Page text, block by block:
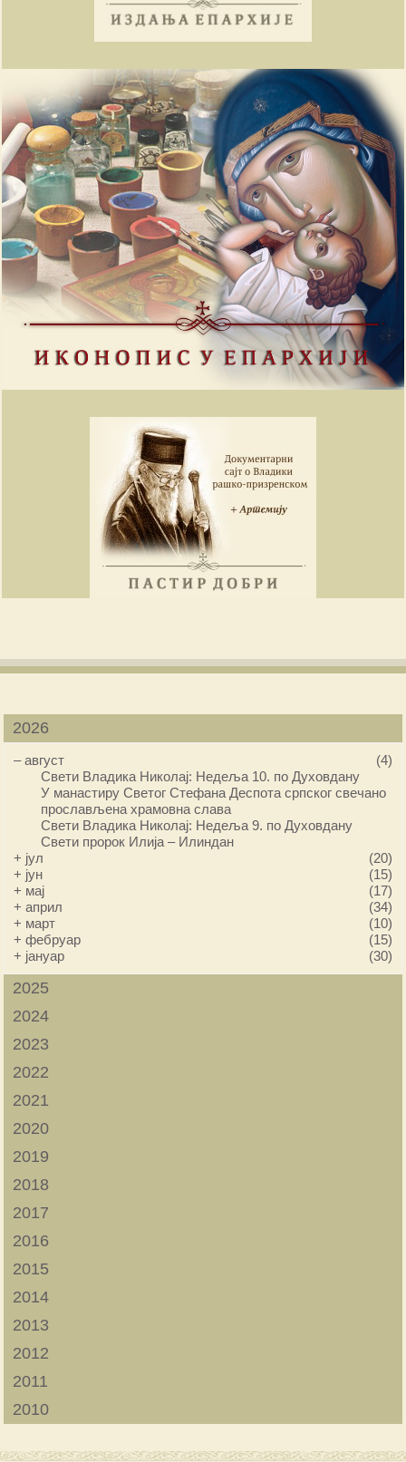
2026
–август
(4)
Свети Владика Николај: Недеља 10. по Духовдану
У манастиру Светог Стефана Деспота српског свечано
прослављена храмовна слава
Свети Владика Николај: Недеља 9. по Духовдану
Свети пророк Илија – Илиндан
+ јул
(20)
+ јун
(15)
+ мај
(17)
+април
(34)
+ март
(10)
+фебруар
(15)
+ јануар (30)
2025
2024
2023
2022
2021
2020
2019
2018
2017
2016
2015
2014
2013
2012
2011
2010